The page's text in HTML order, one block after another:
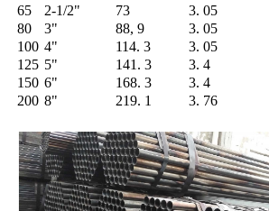
65
2-1/2" 73 3. 05
80
3" 88, 9 3. 05
100 4" 114. 3 3. 05
125 5" 141. 3 3. 4
150 6" 168. 3 3. 4
200 8" 219. 1 3. 76